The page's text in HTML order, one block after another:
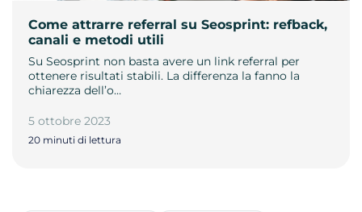
Come attrarre referral su Seosprint: refback,
canali e metodi utili
Su Seosprint non basta avere un link referral per
ottenere risultati stabili. La differenza la fanno la
chiarezza dell’o…
5 ottobre 2023
20 minuti di lettura